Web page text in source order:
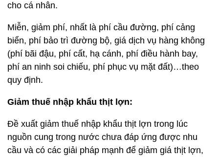
cho cá nhân.
Miễn, giảm phí, nhất là phí cầu đường, phí cảng
biển, phí bảo trì đường bộ, giá dịch vụ hàng không
(phí bãi đậu, phí cất, hạ cánh, phí điều hành bay,
phí an ninh soi chiếu, phí phục vụ mặt đất)…theo
quy định.
Giảm thuế nhập khẩu thịt lợn:
Đề xuất giảm thuế nhập khẩu thịt lợn trong lúc
nguồn cung trong nước chưa đáp ứng được nhu
cầu và có các giải pháp mạnh để giảm giá thịt lợn,